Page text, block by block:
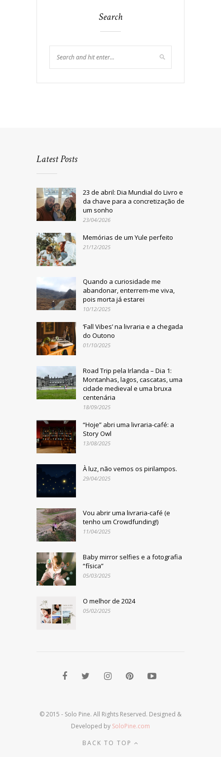
Search
Latest Posts
23 de abril: Dia Mundial do Livro e
da chave para a concretização de
um sonho
23/04/2026
Memórias de um Yule perfeito
21/12/2025
Quando a curiosidade me
abandonar, enterrem-me viva,
pois morta já estarei
10/12/2025
‘Fall Vibes’ na livraria e a chegada
do Outono
01/10/2025
Road Trip pela Irlanda – Dia 1:
Montanhas, lagos, cascatas, uma
cidade medieval e uma bruxa
centenária
18/09/2025
“Hoje” abri uma livraria-café: a
Story Owl
13/08/2025
À luz, não vemos os pirilampos.
29/04/2025
Vou abrir uma livraria-café (e
tenho um Crowdfunding!)
11/04/2025
Baby mirror selfies e a fotografia
“física”
05/03/2025
O melhor de 2024
05/02/2025
© 2015 - Solo Pine. All Rights Reserved. Designed &
Developed by SoloPine.com
BACK TO TOP